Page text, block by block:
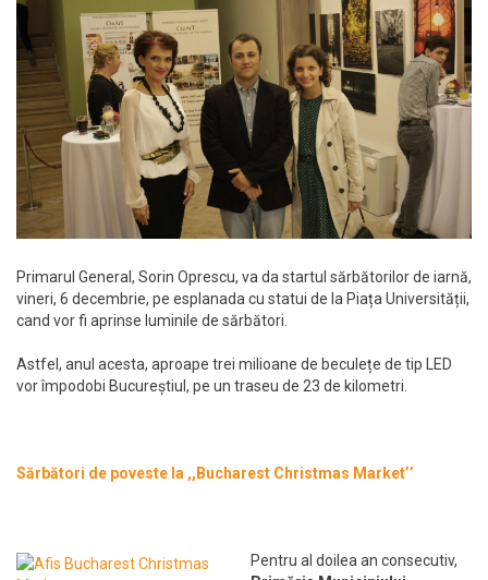
Primarul General, Sorin Oprescu, va da startul sărbătorilor de iarnă,
vineri, 6 decembrie, pe esplanada cu statui de la Piața Universității,
cand vor fi aprinse luminile de sărbători.
Astfel, anul acesta, aproape trei milioane de beculețe de tip LED
vor împodobi Bucureștiul, pe un traseu de 23 de kilometri.
Sărbători de poveste la ,,Bucharest Christmas Market’’
Pentru al doilea an consecutiv,